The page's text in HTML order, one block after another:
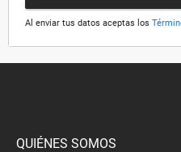
Al enviar tus datos aceptas los
QUIÉNES SOMOS